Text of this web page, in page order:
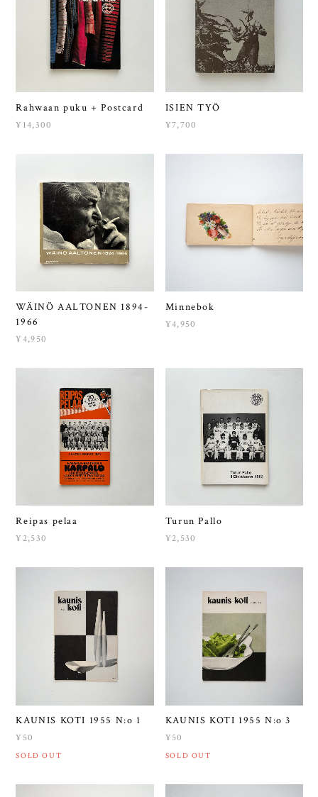
Rahwaan puku + Postcard
¥14,300
ISIEN TYÖ
¥7,700
WÄINÖ AALTONEN 1894-
1966
¥4,950
Minnebok
¥4,950
Reipas pelaa
¥2,530
Turun Pallo
¥2,530
KAUNIS KOTI 1955 N:o 1
¥50
SOLD OUT
KAUNIS KOTI 1955 N:o 3
¥50
SOLD OUT